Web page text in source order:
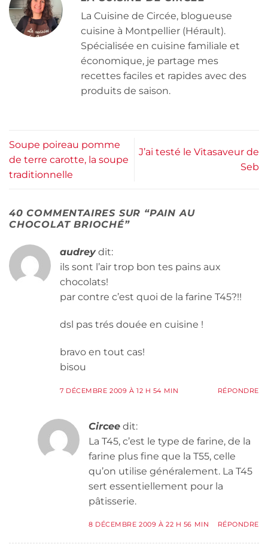
La Cuisine de Circée, blogueuse
cuisine à Montpellier (Hérault).
Spécialisée en cuisine familiale et
économique, je partage mes
recettes faciles et rapides avec des
produits de saison.
Soupe poireau pomme
de terre carotte, la soupe
traditionnelle
J’ai testé le Vitasaveur de
Seb
40 COMMENTAIRES SUR “PAIN AU
CHOCOLAT BRIOCHÉ”
audrey dit:
ils sont l’air trop bon tes pains aux
chocolats!
par contre c’est quoi de la farine T45?!!
dsl pas trés douée en cuisine !
bravo en tout cas!
bisou
7 DÉCEMBRE 2009 À 12 H 54 MIN RÉPONDRE
Circee dit:
La T45, c’est le type de farine, de la
farine plus fine que la T55, celle
qu’on utilise généralement. La T45
sert essentiellement pour la
pâtisserie.
8 DÉCEMBRE 2009 À 22 H 56 MIN RÉPONDRE